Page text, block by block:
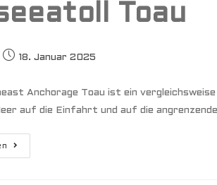
Toau
Beitrag
18. Januar 2025
Anchorage Toau ist ein
auf die Einfahrt und auf die
Südseeatoll